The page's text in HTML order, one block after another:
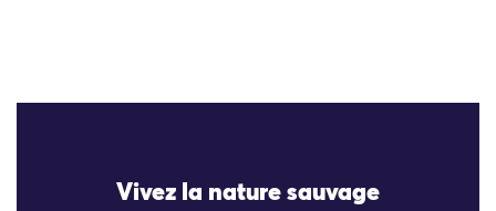
Vivez la nature sauvage